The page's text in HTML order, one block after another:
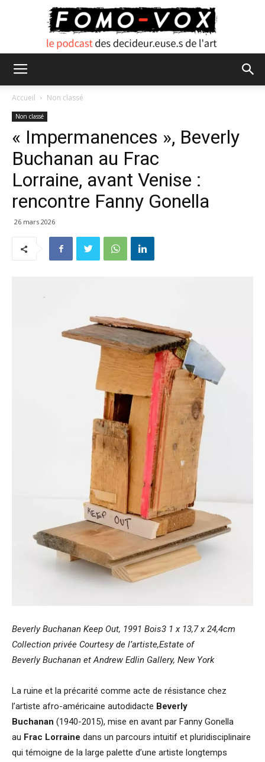
Accueil Non classé
Non classé
« Impermanences », Beverly
Buchanan au Frac
Lorraine, avant Venise :
rencontre Fanny Gonella
26 mars 2026
Beverly Buchanan Keep Out, 1991 Bois3 1 x 13,7 x 24,4cm
Collection privée Courtesy de l’artiste,Estate of
Beverly Buchanan et Andrew Edlin Gallery, New York
La ruine et la précarité comme acte de résistance chez
l’artiste afro-américaine autodidacte Beverly
Buchanan (1940-2015), mise en avant par Fanny Gonella
au Frac Lorraine dans un parcours intuitif et pluridisciplinaire
qui témoigne de la large palette d’une artiste longtemps